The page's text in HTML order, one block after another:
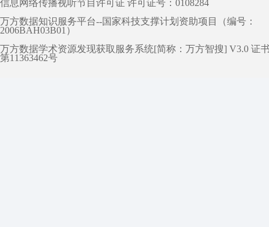
信息网络传播视听节目许可证 许可证号：0108284
万方数据知识服务平台--国家科技支撑计划资助项目（编号：
2006BAH03B01）
万方数据学术资源发现获取服务系统[简称：万方智搜] V3.0 证
第11363462号